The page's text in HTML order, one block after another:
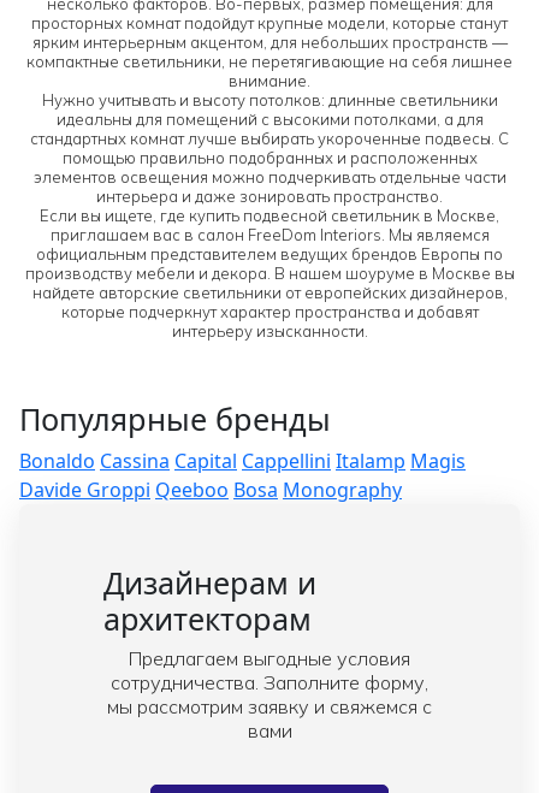
просторных комнат подойдут крупные модели, которые станут
ярким интерьерным акцентом, для небольших пространств —
компактные светильники, не перетягивающие на себя лишнее
внимание.
Нужно учитывать и высоту потолков: длинные светильники
идеальны для помещений с высокими потолками, а для
стандартных комнат лучше выбирать укороченные подвесы. С
помощью правильно подобранных и расположенных
элементов освещения можно подчеркивать отдельные части
интерьера и даже зонировать пространство.
Если вы ищете, где купить подвесной светильник в Москве,
приглашаем вас в салон FreeDom Interiors. Мы являемся
официальным представителем ведущих брендов Европы по
производству мебели и декора. В нашем шоуруме в Москве вы
найдете авторские светильники от европейских дизайнеров,
которые подчеркнут характер пространства и добавят
интерьеру изысканности.
Популярные бренды
Bonaldo Cassina Capital Cappellini Italamp Magis
Davide Groppi Qeeboo Bosa Monography
Дизайнерам и
архитекторам
Предлагаем выгодные условия
сотрудничества. Заполните форму,
мы рассмотрим заявку и свяжемся с
вами